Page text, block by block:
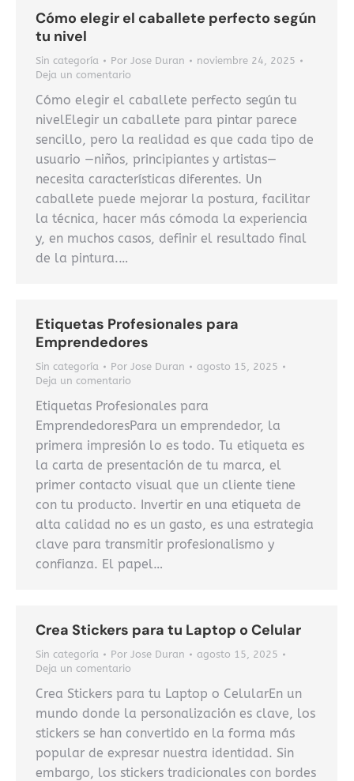
Cómo elegir el caballete perfecto según
tu nivel
Sin categoría Por Jose Duran
noviembre 24, 2025
Deja un comentario
Cómo elegir el caballete perfecto según tu
nivelElegir un caballete para pintar parece
sencillo, pero la realidad es que cada tipo de
usuario —niños, principiantes y artistas—
necesita características diferentes. Un
caballete puede mejorar la postura, facilitar
la técnica, hacer más cómoda la experiencia
y, en muchos casos, definir el resultado final
de la pintura.…
Etiquetas Profesionales para
Emprendedores
Sin categoría Por Jose Duran
agosto 15, 2025
Deja un comentario
Etiquetas Profesionales para
EmprendedoresPara un emprendedor, la
primera impresión lo es todo. Tu etiqueta es
la carta de presentación de tu marca, el
primer contacto visual que un cliente tiene
con tu producto. Invertir en una etiqueta de
alta calidad no es un gasto, es una estrategia
clave para transmitir profesionalismo y
confianza. El papel…
Crea Stickers para tu Laptop o Celular
Sin categoría Por Jose Duran
agosto 15, 2025
Deja un comentario
Crea Stickers para tu Laptop o CelularEn un
mundo donde la personalización es clave, los
stickers se han convertido en la forma más
popular de expresar nuestra identidad. Sin
embargo, los stickers tradicionales con bordes